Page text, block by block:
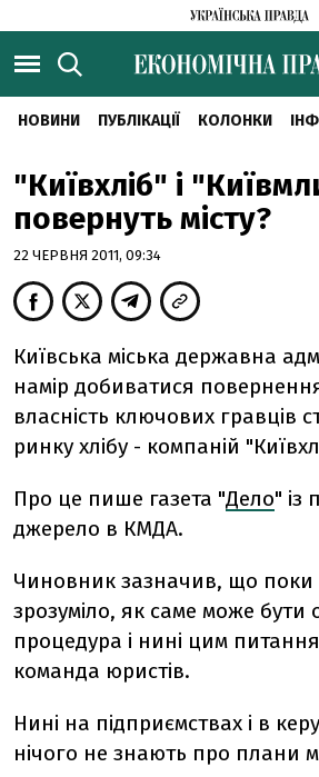
НОВИНИ ПУБЛІКАЦІЇ КОЛОНКИ
"Київхліб" і
повернуть місту?
22 ЧЕРВНЯ 2011, 09:34
Київська міська державна
намір добиватися
власність ключових гравців
ринку хлібу - компаній
Про це пише газета "Дело" із
джерело в КМДА.
Чиновник зазначив, що поки
зрозуміло, як саме може бути
процедура і нині цим
команда юристів.
Нині на підприємствах і в
нічого не знають про плани